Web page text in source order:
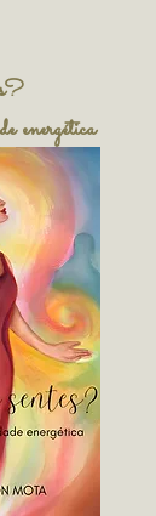
energética